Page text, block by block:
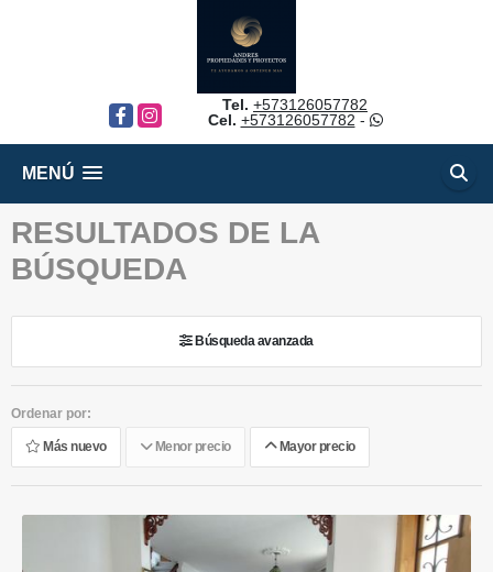
FacebookInstagram
Tel. +573126057782
Cel. +573126057782 -
MENÚ
RESULTADOS DE LA
BÚSQUEDA
Búsqueda avanzada
Ordenar por:
Más nuevo Menor precio Mayor precio